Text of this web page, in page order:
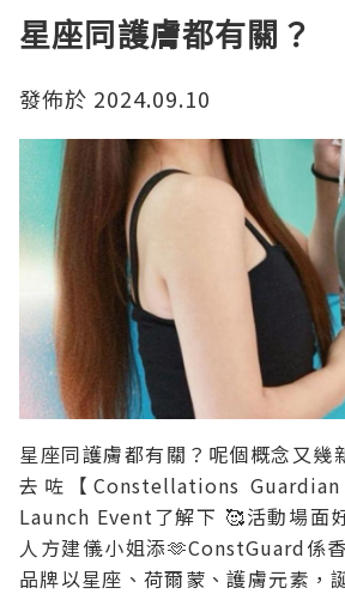
星座同護膚都有關？
發佈於 2024.09.10
星座同護膚都有關？呢個概念又幾
去咗【Constellations
Launch Event了解下 🥰活動場面
人方建儀小姐添🫶ConstGuard係
品牌以星座、荷爾蒙、護膚元素，